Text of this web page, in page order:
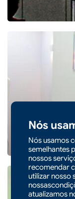
Nós
Nós usamos
semelhantes
nossos
recomendar
utilizar nosso
atualizamos